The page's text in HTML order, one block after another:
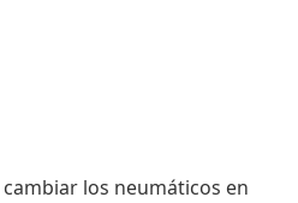
los neumáticos en